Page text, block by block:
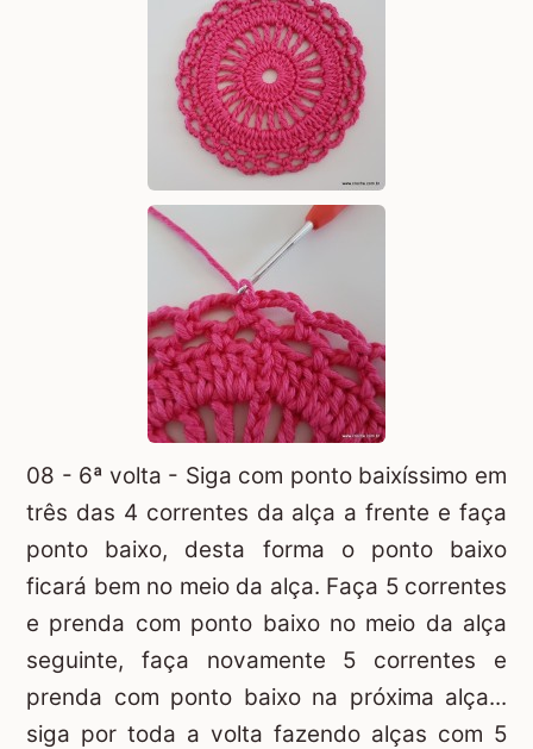
08 - 6ª volta - Siga com ponto baixíssimo em
três das 4 correntes da alça a frente e faça
ponto baixo, desta forma o ponto baixo
ficará bem no meio da alça. Faça 5 correntes
e prenda com ponto baixo no meio da alça
seguinte, faça novamente 5 correntes e
prenda com ponto baixo na próxima alça...
siga por toda a volta fazendo alças com 5